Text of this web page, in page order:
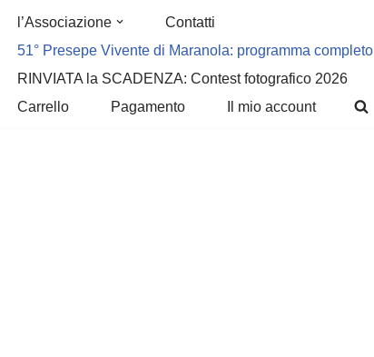
l’Associazione
Contatti
51° Presepe Vivente di Maranola: programma completo
RINVIATA la SCADENZA: Contest fotografico 2026
Carrello
Pagamento Il mio account